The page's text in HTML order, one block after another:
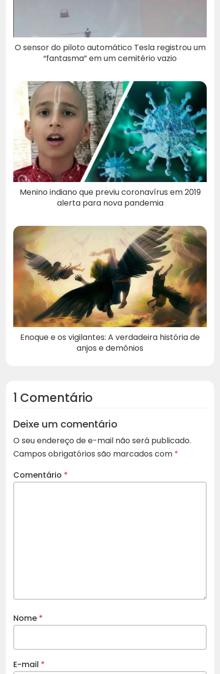
O sensor do piloto automático Tesla registrou um
“fantasma” em um cemitério vazio
Menino indiano que previu coronavírus em 2019
alerta para nova pandemia
Enoque e os vigilantes: A verdadeira história de
anjos e demônios
1 Comentário
Deixe um comentário
O seu endereço de e-mail não será publicado.
Campos obrigatórios são marcados com *
Comentário *
Nome *
E-mail *